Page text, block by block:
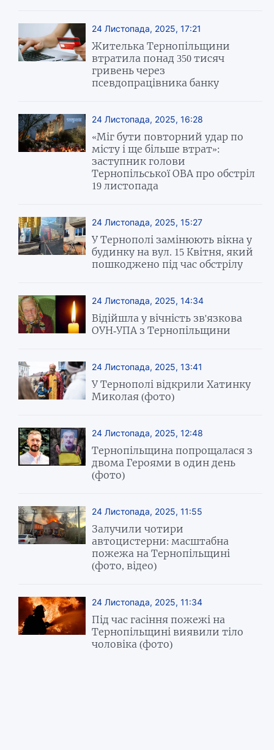
24 Листопада, 2025, 17:21
Жителька Тернопільщини
втратила понад 350 тисяч
гривень через
псевдопрацівника банку
24 Листопада, 2025, 16:28
«Міг бути повторний удар по
місту і ще більше втрат»:
заступник голови
Тернопільської ОВА про обстріл
19 листопада
24 Листопада, 2025, 15:27
У Тернополі замінюють вікна у
будинку на вул. 15 Квітня, який
пошкоджено під час обстрілу
24 Листопада, 2025, 14:34
Відійшла у вічність зв'язкова
ОУН-УПА з Тернопільщини
24 Листопада, 2025, 13:41
У Тернополі відкрили Хатинку
Миколая (фото)
24 Листопада, 2025, 12:48
Тернопільщина попрощалася з
двома Героями в один день
(фото)
24 Листопада, 2025, 11:55
Залучили чотири
автоцистерни: масштабна
пожежа на Тернопільщині
(фото, відео)
24 Листопада, 2025, 11:34
Під час гасіння пожежі на
Тернопільщині виявили тіло
чоловіка (фото)